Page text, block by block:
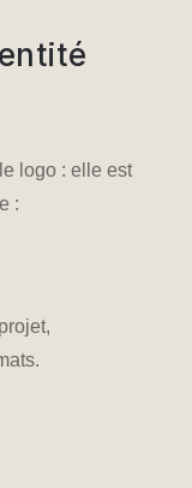
logo : elle est
: